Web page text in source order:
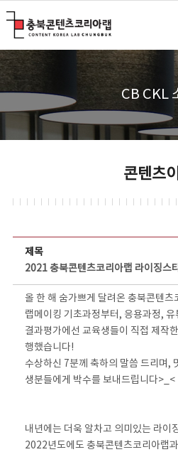
CB CKL
콘텐츠
제목
2021 충북콘텐츠코리아랩 라이징스
올 한 해 숨가쁘게 달려온 충북콘텐
랩메이킹 기초과정부터, 응용과정,
결과평가에선 교육생들이 직접 제작
행했습니다!
수상하신 7분께 축하의 말씀 드리며,
생분들에게 박수를 보내드립니다>_<
내년에는 더욱 알차고 의미있는 라이
2022년도에도 충북콘텐츠코리아랩